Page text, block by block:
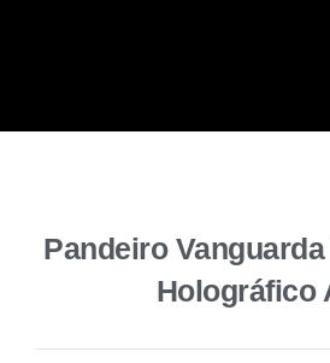
Pandeiro
Holográfico